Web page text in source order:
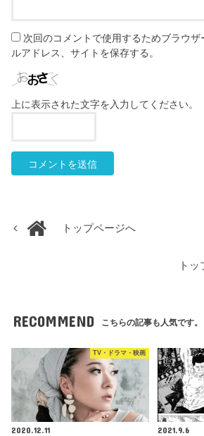
次回のコメントで使用するためブラウ
ルアドレス、サイトを保存する。
上に表示された文字を入力してください。
トップページへ
ト
RECOMMEND こちらの記事も人気です。
TV・ドラマ・映画
2020.12.11
2021.9.6